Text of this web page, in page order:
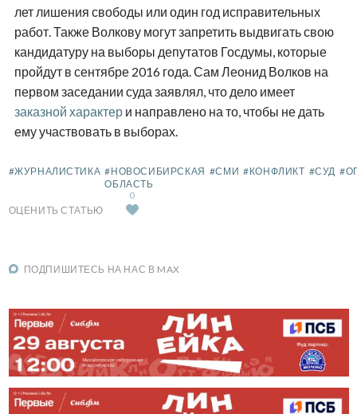
лет лишения свободы или один год исправительных
работ. Также Волкову могут запретить выдвигать свою
кандидатуру на выборы депутатов Госдумы, которые
пройдут в сентябре 2016 года. Сам Леонид Волков на
первом заседании суда заявлял, что дело имеет
заказной характери направлено на то, чтобы не дать
ему участвовать в выборах.
#ЖУРНАЛИСТИКА #НОВОСИБИРСКАЯ
ОБЛАСТЬ
#СМИ #КОНФЛИКТ #СУД
ОЦЕНИТЬ СТАТЬЮ
0
ПОДПИШИТЕСЬ НА НАС В MAX